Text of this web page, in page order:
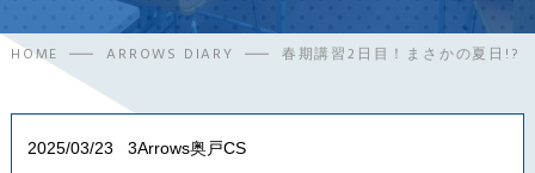
HOME ARROWS DIARY 春期講習2日目！まさかの夏日!?
2025/03/23 3Arrows奥戸CS